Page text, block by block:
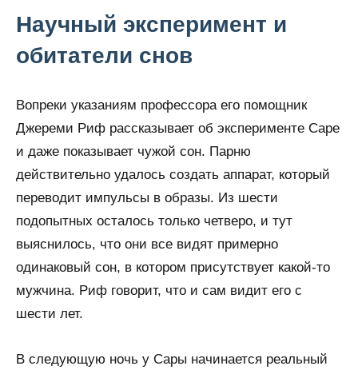
Научный эксперимент и
обитатели снов
Вопреки указаниям профессора его помощник
Джереми Риф рассказывает об эксперименте Саре
и даже показывает чужой сон. Парню
действительно удалось создать аппарат, который
переводит импульсы в образы. Из шести
подопытных осталось только четверо, и тут
выяснилось, что они все видят примерно
одинаковый сон, в котором присутствует какой-то
мужчина. Риф говорит, что и сам видит его с
шести лет.
В следующую ночь у Сары начинается реальный